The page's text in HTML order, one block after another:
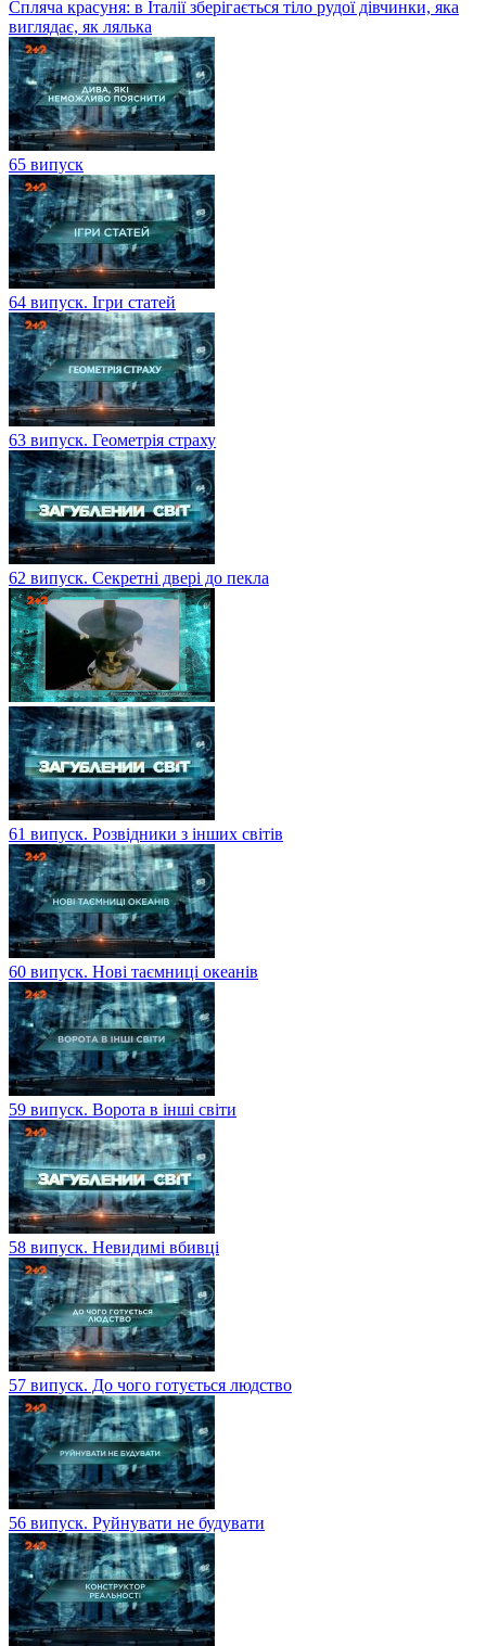
Спляча красуня: в Італії зберігається тіло рудої дівчинки, яка
виглядає, як лялька
65 випуск
64 випуск. Ігри статей
63 випуск. Геометрія страху
62 випуск. Секретні двері до пекла
61 випуск. Розвідники з інших світів
60 випуск. Нові таємниці океанів
59 випуск. Ворота в інші світи
58 випуск. Невидимі вбивці
57 випуск. До чого готується людство
56 випуск. Руйнувати не будувати